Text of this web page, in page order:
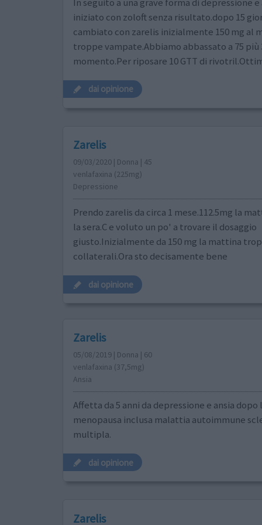
iniziato con zoloft senza risultato.dopo 15
cambiato con zarelis inizialmente 150 mg al
troppe vampate.Abbiamo abbassato a 75
momento.Per riposare 10 GTT di
dai opinione
Zarelis
09/03/2020 | Donna | 45
venlafaxina (225mg)
Depressione
Prendo zarelis da circa 1 mese.112.5mg la
la sera.C e voluto un po' a trovare il dosaggio
giusto.Inizialmente da 150 mg la mattina
collaterali.Ora sto decisamente bene
dai opinione
Zarelis
05/08/2019 | Donna | 60
venlafaxina (37,5mg)
Ansia
Affetta da 5 anni da depressione e ansia dopo
menopausa inclusa malattia autoimmune
multipla.
dai opinione
Zarelis